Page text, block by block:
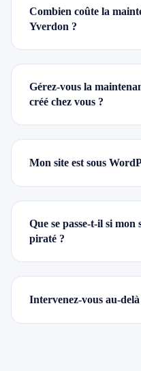
Combien coûte la
Yverdon ?
Gérez-vous la
créé chez vous ?
Mon site est sous
Que se passe-t-il si mon
piraté ?
Intervenez-vous au-